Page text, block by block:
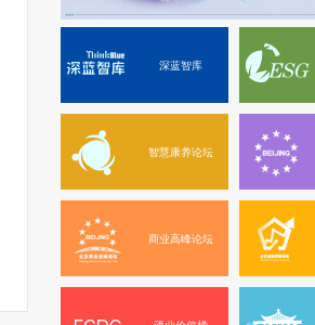
深蓝智库
智慧康养论坛
商业高峰论坛